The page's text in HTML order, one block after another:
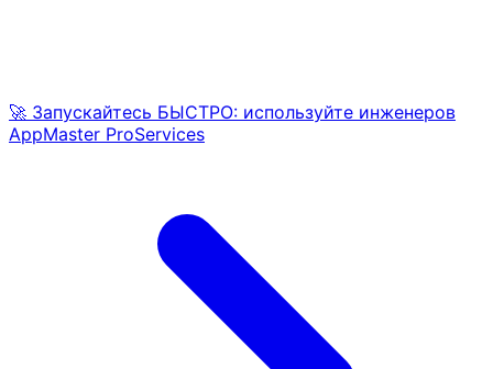
🚀 Запускайтесь БЫСТРО: используйте инженеров
AppMaster ProServices